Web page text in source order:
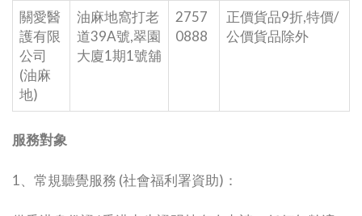
關愛醫
護有限
公司
(油麻
地)
油麻地窩打老
道39A號,翠園
大廈1期1號舖
2757
0888
正價貨品9折,特價/
公價貨品除外
服務對象
1、常規聽覺服務 (社會福利署資助)：